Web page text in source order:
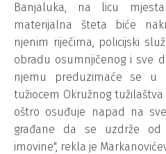
Banjaluka, na licu
materijalna šteta biće
njenim riječima, policijski
obradu osumnjičenog i sve
njemu preduzimaće se u
tužiocem Okružnog tužilaštva
oštro osuđuje napad na
građane da se uzdrže od
imovine", rekla je